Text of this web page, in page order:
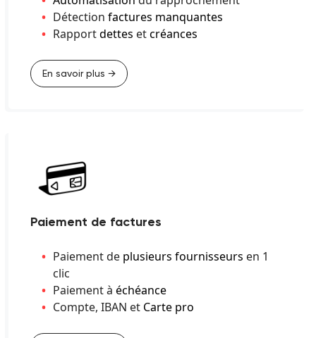
Détection factures manquantes
Rapportdettes etcréances
En savoir plus →
Paiement de factures
Paiement de plusieurs fournisseurs en 1
clic
Paiement à échéance
Compte, IBAN et Carte pro